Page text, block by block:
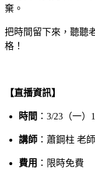
棄。
把時間留下來，聽聽
格！
【直播資訊】
時間 ：3/23（一）
講師 ：蕭鋼柱 老師
費用 ：限時免費